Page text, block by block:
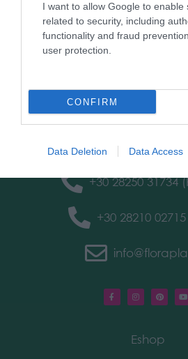
I want to allow Google to enable
related to security, including
functionality and fraud
user protection.
CONFIRM
Data Deletion Data Access
Floraplant… Εντυπωσιακός χώρος στην
+30 28250 31734
+30 28210
Eshop